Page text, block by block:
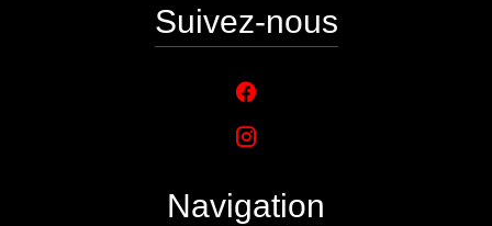
Suivez-nous
Navigation